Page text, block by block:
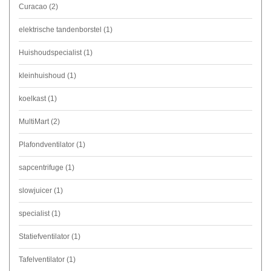
Curacao (2)
elektrische tandenborstel (1)
Huishoudspecialist (1)
kleinhuishoud (1)
koelkast (1)
MultiMart (2)
Plafondventilator (1)
sapcentrifuge (1)
slowjuicer (1)
specialist (1)
Statiefventilator (1)
Tafelventilator (1)